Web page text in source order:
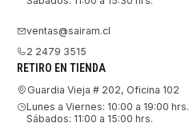
ventas@sairam.cl
2 2479 3515
RETIRO EN TIENDA
Guardia Vieja # 202, Oficina 102
Lunes a Viernes: 10:00 a 19:00 hrs.
Sábados: 11:00 a 15:00 hrs.